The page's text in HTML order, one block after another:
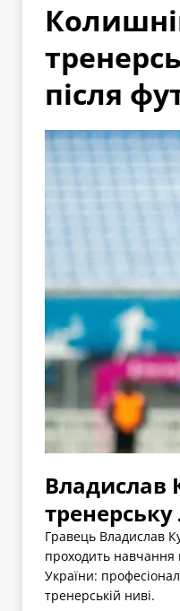
після
Владислав
Гравець Владислав
проходить навчання
України:
тренерській ниві.